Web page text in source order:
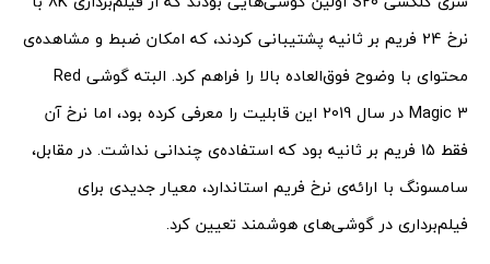
نرخ 24 فریم بر ثانیه پشتیبانی کردند، که امکان ضبط و مشاهده‌ی
محتوای با وضوح فوق‌العاده بالا را فراهم کرد. البته گوشی Red
Magic 3 در سال 2019 این قابلیت را معرفی کرده بود، اما نرخ آن
فقط 15 فریم بر ثانیه بود که استفاده‌ی چندانی نداشت. در مقابل،
سامسونگ با ارائه‌ی نرخ فریم استاندارد، معیار جدیدی برای
فیلم‌برداری در گوشی‌های هوشمند تعیین کرد.